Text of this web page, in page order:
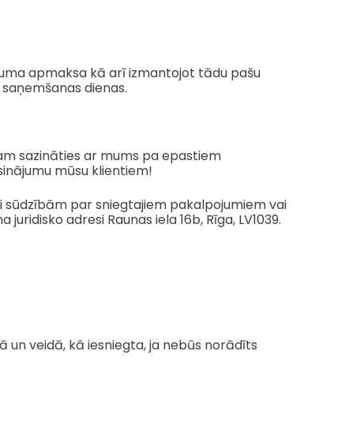
apmaksa kā arī izmantojot tādu pašu
dienas.
sazināties ar mums pa epastiem
mūsu klientiem!
sūdzībām par sniegtajiem pakalpojumiem vai
adresi Raunas iela 16b, Rīga, LV1039.
un veidā, kā iesniegta, ja nebūs norādīts